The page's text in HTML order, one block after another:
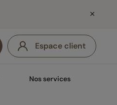
Espace client
Nos services